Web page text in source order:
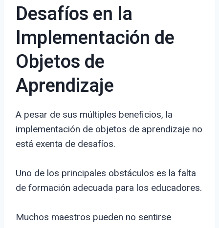
Desafíos en la
Implementación de
Objetos de
Aprendizaje
A pesar de sus múltiples beneficios, la
implementación de objetos de aprendizaje no
está exenta de desafíos.
Uno de los principales obstáculos es la falta
de formación adecuada para los educadores.
Muchos maestros pueden no sentirse